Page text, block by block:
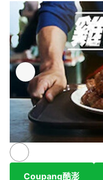
Coupang酷澎